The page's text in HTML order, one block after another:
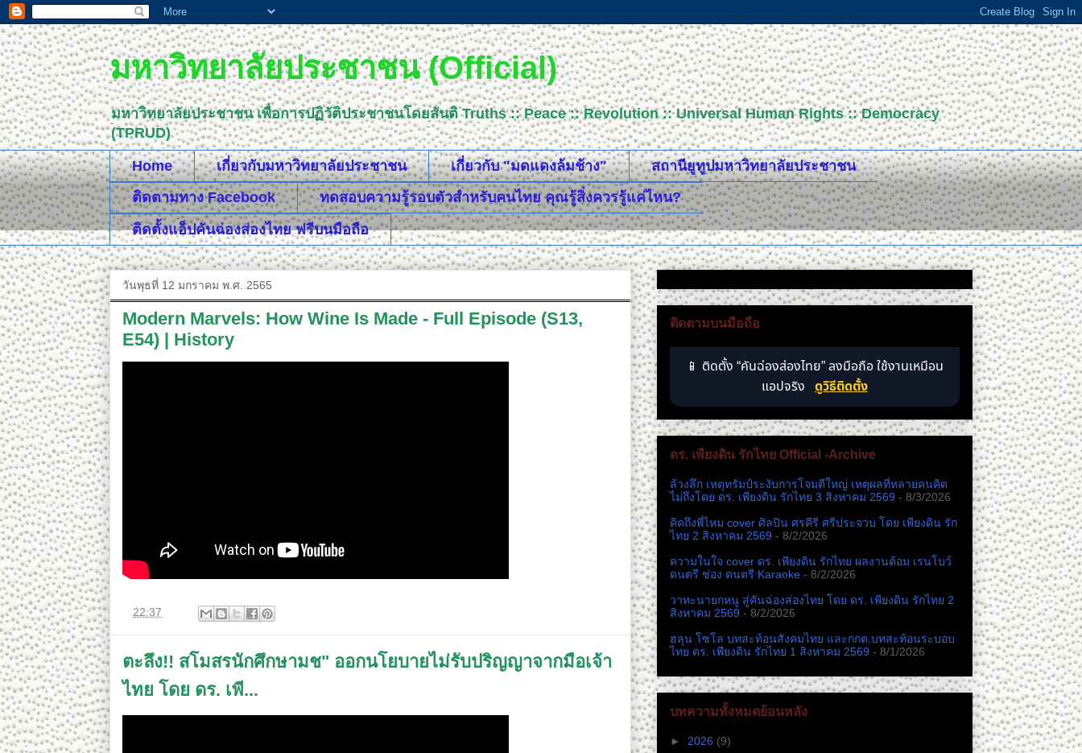
มหาวิทยาลัยประชาชน (Official)
มหาวิทยาลัยประชาชน เพื่อการปฏิวัติประชาชนโดยสันติ Truths :: Peace :: Revolution :: Universal Human Rights :: Democracy
(TPRUD)
Home เกี่ยวกับมหาวิทยาลัยประชาชน เกี่ยวกับ "มดแดงล้มช้าง"
สถานียูทูปมหาวิทยาลัยประชาชน
ติดตามทาง Facebook
ทดสอบความรู้รอบตัวสำหรับคนไทย คุณรู้สิ่งควรรู้แค่ไหน?
ติดตั้งแอ็ปคันฉ่องส่องไทย ฟรีบนมือถือ
วันพุธที่ 12 มกราคม พ.ศ. 2565
Modern Marvels: How Wine Is Made - Full Episode (S13,
E54) | History
22:37
ตะลึง!! สโมสรนักศึกษามช" ออกนโยบายไม่รับปริญญาจากมือเจ้า
ไทย โดย ดร.​ เพี...
ติดตามบนมือถือ
📱 ติดตั้ง “คันฉ่องส่องไทย” ลงมือถือ ใช้งานเหมือน
แอปจริง ดูวิธีติดตั้ง
ดร. เพียงดิน รักไทย Official -Archive
ล้วงลึก เหตุทรัมป์ระงับการโจมตีใหญ่ เหตุผลที่หลายคนคิด
ไม่ถึงโดย ดร. เพียงดิน รักไทย 3 สิงหาคม 2569 - 8/3/2026
คิดถึงพี่ไหม cover ศิลปิน ศรคีรี ศรีประจวบ โดย เพียงดิน รัก
ไทย 2 สิงหาคม 2569 - 8/2/2026
ความในใจ cover ดร. เพียงดิน รักไทย ผลงานต้อม เรนโบว์
ดนตรี ช่อง ดนตรี Karaoke - 8/2/2026
วาทะนายกหนู สู่คันฉ่องส่องไทย โดย ดร. เพียงดิน รักไทย 2
สิงหาคม 2569 - 8/2/2026
ฮลุน โซโล บทสะท้อนสังคมไทย และกกต.​บทสะท้อนระบอบ
ไทย ดร. เพียงดิน รักไทย 1 สิงหาคม 2569 - 8/1/2026
บทความทั้งหมดย้อนหลัง
► 2026 (9)